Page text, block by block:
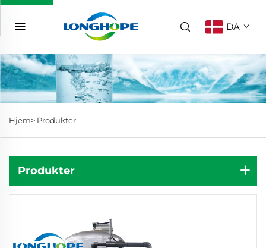
DA
Hjem> Produkter
Produkter